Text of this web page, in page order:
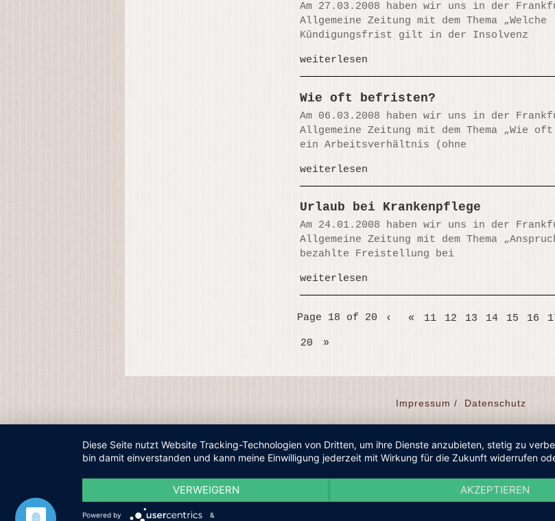
Am 27.03.2008 haben wir uns in der
Allgemeine Zeitung mit dem Thema „Welche
Kündigungsfrist gilt in der Insolvenz
weiterlesen
Wie oft befristen?
Am 06.03.2008 haben wir uns in der
Allgemeine Zeitung mit dem Thema „Wie
ein Arbeitsverhältnis (ohne
weiterlesen
Urlaub bei Krankenpflege
Am 24.01.2008 haben wir uns in der
Allgemeine Zeitung mit dem Thema
bezahlte Freistellung bei
weiterlesen
Page 18 of 20 ‹ « 11 12 13 14 15 16
20 »
Impressum / Datenschutz
Diese Seite nutzt Website Tracking-Technologien von Dritten, um ihre Dienste anzubieten, stetig zu
bin damit einverstanden und kann meine Einwilligung jederzeit mit Wirkung für die Zukunft widerrufen
VERWEIGERN AKZEPTIEREN
Powered by &